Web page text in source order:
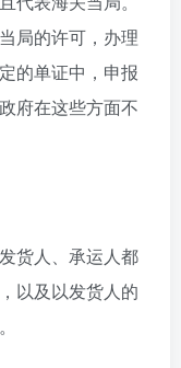
局的许可，办理
的单证中，申报
府在这些方面不
货人、承运人都
以及以发货人的